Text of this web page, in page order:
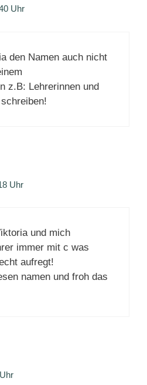
Uhr
den Namen auch nicht
z.B: Lehrerinnen und
Uhr
und mich
immer mit c was
aufregt!
namen und froh das